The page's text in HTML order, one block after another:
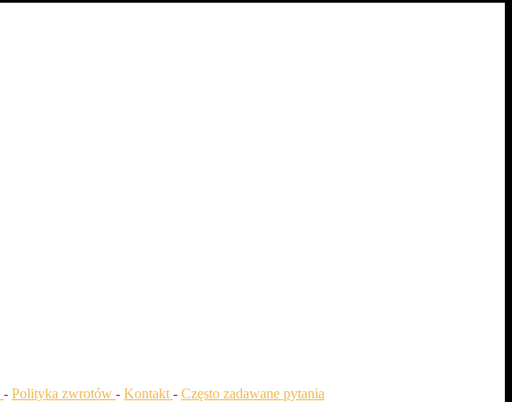
- Polityka zwrotów - Kontakt - Często zadawane pytania